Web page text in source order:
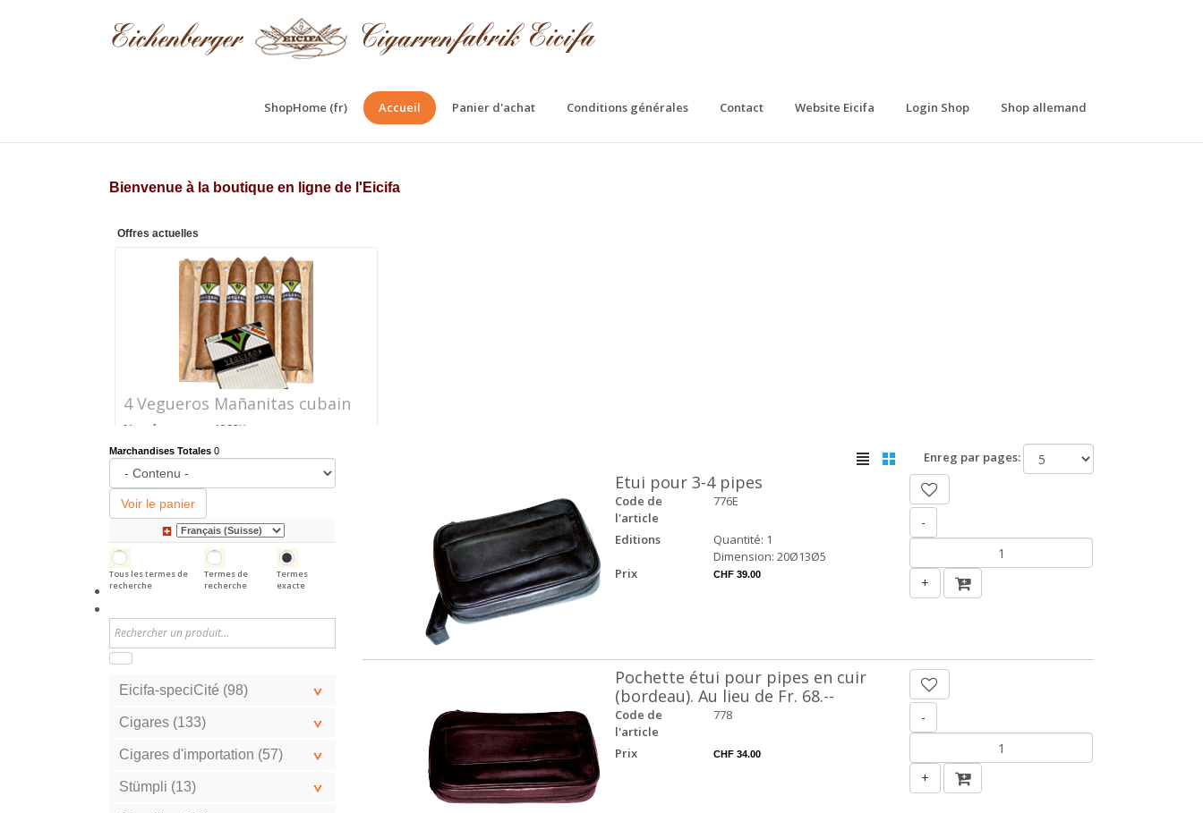
ShopHome (fr) Accueil Panier d'achat Conditions générales Contact Website Eicifa Login Shop Shop allemand
Bienvenue à la boutique en ligne de l'Eicifa
Offres actuelles
4 Vegueros Mañanitas cubain
Numéro
d'article
1292K
Prix
Marchandises Totales 0
Voir le panier
Tous les termes de
recherche
Termes de
recherche
Termes
exacte
Eicifa-speciCité (98)
Cigares (133)
Cigares d'importation (57)
Stümpli (13)
Enreg par pages:
Etui pour 3-4 pipes
Code de
l'article
776E
Editions
Quantité: 1
Dimension: 20Ø13Ø5
Prix
CHF 39.00
-
+
Pochette étui pour pipes en cuir
(bordeau). Au lieu de Fr. 68.--
Code de
l'article
778
Prix CHF 34.00
-
+